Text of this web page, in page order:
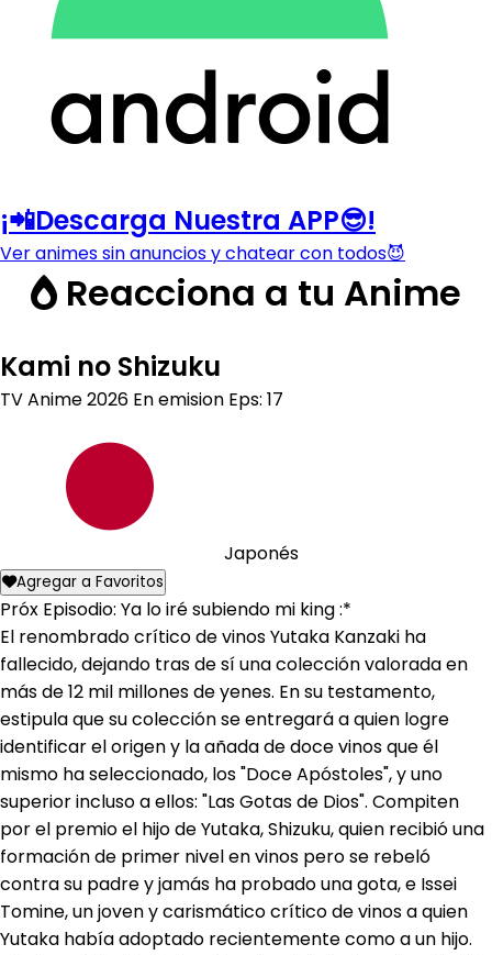
¡📲Descarga Nuestra APP😎!
Ver animes sin anuncios y chatear con todos😈
Reacciona a tu Anime
Kami no Shizuku
TV Anime2026 En emision Eps: 17
Japonés
Agregar a Favoritos
Próx Episodio: Ya lo iré subiendo mi king :*
El renombrado crítico de vinos Yutaka Kanzaki ha
fallecido, dejando tras de sí una colección valorada en
más de 12 mil millones de yenes. En su testamento,
estipula que su colección se entregará a quien logre
identificar el origen y la añada de doce vinos que él
mismo ha seleccionado, los "Doce Apóstoles", y uno
superior incluso a ellos: "Las Gotas de Dios". Compiten
por el premio el hijo de Yutaka, Shizuku, quien recibió una
formación de primer nivel en vinos pero se rebeló
contra su padre y jamás ha probado una gota, e Issei
Tomine, un joven y carismático crítico de vinos a quien
Yutaka había adoptado recientemente como a un hijo.